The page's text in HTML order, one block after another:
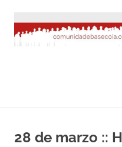
contenido
28 de marzo ::